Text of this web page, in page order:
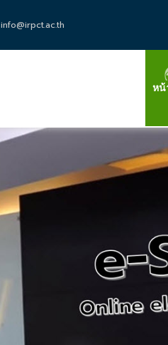
info@irpct.ac.th
หน้